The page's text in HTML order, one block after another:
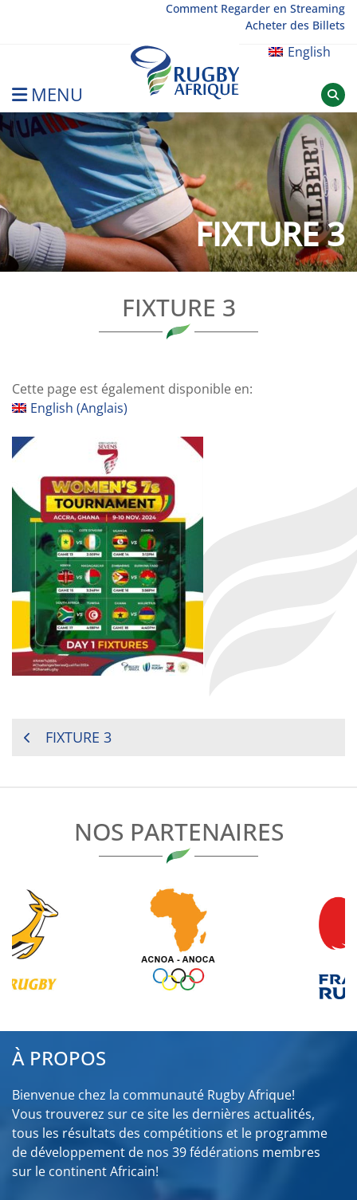
Comment Regarder en Streaming
Acheter des Billets
English
MENU
Rugby Afrique
FIXTURE 3
FIXTURE 3
Cette page est également disponible en:
English (Anglais)
NAVIGATION
FIXTURE 3
NOS PARTENAIRES
À PROPOS
Bienvenue chez la communauté Rugby Afrique!
Vous trouverez sur ce site les dernières actualités,
tous les résultats des compétitions et le programme
de développement de nos 39 fédérations membres
sur le continent Africain!